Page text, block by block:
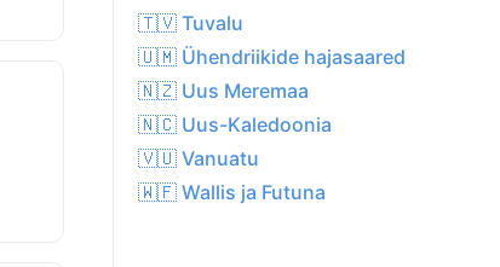
🇹🇻 Tuvalu
🇺🇲 Ühendriikide hajasaared
🇳🇿 Uus Meremaa
🇳🇨 Uus-Kaledoonia
🇻🇺 Vanuatu
🇼🇫 Wallis ja Futuna